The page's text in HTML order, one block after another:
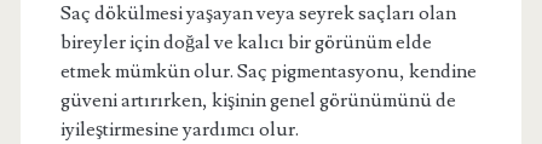
Saç dökülmesi yaşayan veya seyrek saçları olan
bireyler için doğal ve kalıcı bir görünüm elde
etmek mümkün olur. Saç pigmentasyonu, kendine
güveni artırırken, kişinin genel görünümünü de
iyileştirmesine yardımcı olur.